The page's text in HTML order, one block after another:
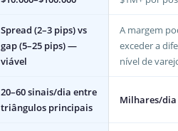
Spread (2–3 pips) vs
gap (5–25 pips) —
viável
A margem
exceder a
nível de
20–60 sinais/dia entre
triângulos principais
Milhares/dia